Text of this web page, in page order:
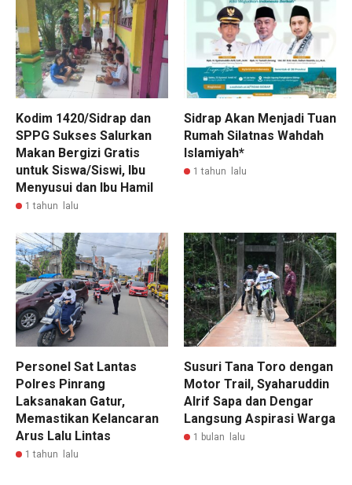
Kodim 1420/Sidrap dan
SPPG Sukses Salurkan
Makan Bergizi Gratis
untuk Siswa/Siswi, Ibu
Menyusui dan Ibu Hamil
1 tahun lalu
Sidrap Akan Menjadi Tuan
Rumah Silatnas Wahdah
Islamiyah*
1 tahun lalu
Personel Sat Lantas
Polres Pinrang
Laksanakan Gatur,
Memastikan Kelancaran
Arus Lalu Lintas
1 tahun lalu
Susuri Tana Toro dengan
Motor Trail, Syaharuddin
Alrif Sapa dan Dengar
Langsung Aspirasi Warga
1 bulan lalu